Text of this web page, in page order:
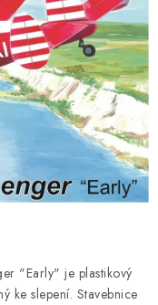
"Early" je plastikový
ke slepení. Stavebnice